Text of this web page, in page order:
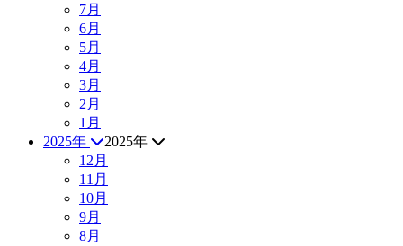
7月
6月
5月
4月
3月
2月
1月
2025年
2025年
12月
11月
10月
9月
8月